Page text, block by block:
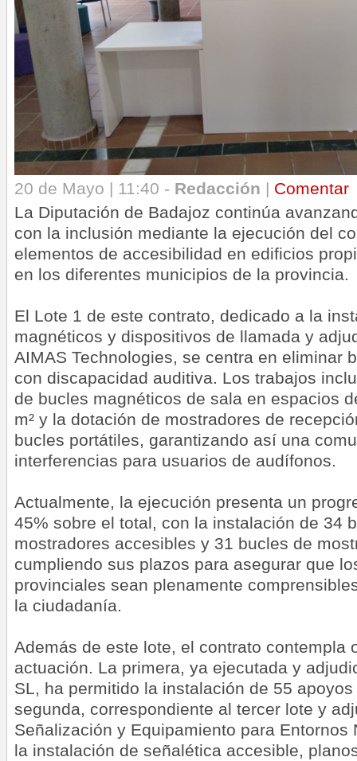
20 de Mayo | 11:40 - Redacción | Comentar
La Diputación de Badajoz continúa
con la inclusión mediante la ejecución del
elementos de accesibilidad en edificios
en los diferentes municipios de la provincia.
El Lote 1 de este contrato, dedicado a la
magnéticos y dispositivos de llamada y
AIMAS Technologies, se centra en eliminar
con discapacidad auditiva. Los trabajos
de bucles magnéticos de sala en espacios
m² y la dotación de mostradores de
bucles portátiles, garantizando así una
interferencias para usuarios de audífonos.
Actualmente, la ejecución presenta un
45% sobre el total, con la instalación de 34
mostradores accesibles y 31 bucles de
cumpliendo sus plazos para asegurar que
provinciales sean plenamente
la ciudadanía.
Además de este lote, el contrato contempla
actuación. La primera, ya ejecutada y
SL, ha permitido la instalación de 55
segunda, correspondiente al tercer lote y
Señalización y Equipamiento para Entornos
la instalación de señalética accesible,